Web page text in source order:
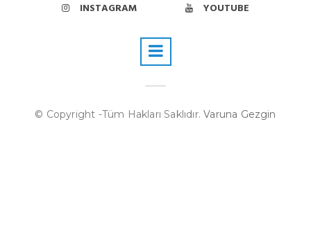
INSTAGRAM
YOUTUBE
© Copyright -Tüm Hakları Saklıdır.Varuna Gezgin